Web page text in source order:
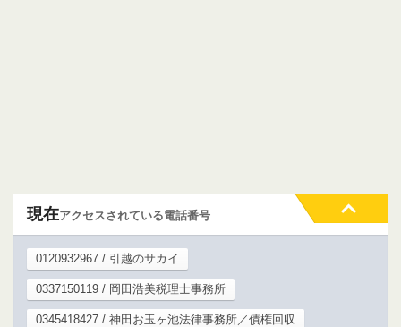
現在アクセスされている電話番号
0120932967 / 引越のサカイ
0337150119 / 岡田浩美税理士事務所
0345418427 / 神田お玉ヶ池法律事務所／債権回収